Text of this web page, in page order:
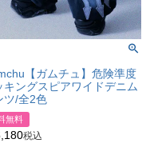
【ガムチュ】危険準度
キングスピアワイドデニム
ツ/全2色
無料
税込